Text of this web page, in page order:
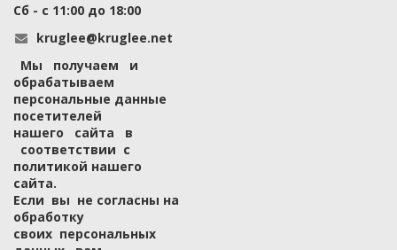
Сб - с 11:00 до 18:00
kruglee@kruglee.net
Мы получаем и
обрабатываем
персональные данные
посетителей
нашего сайта в
соответствии с
политикой нашего
сайта.
Если вы не согласны на
обработку
своих персональных